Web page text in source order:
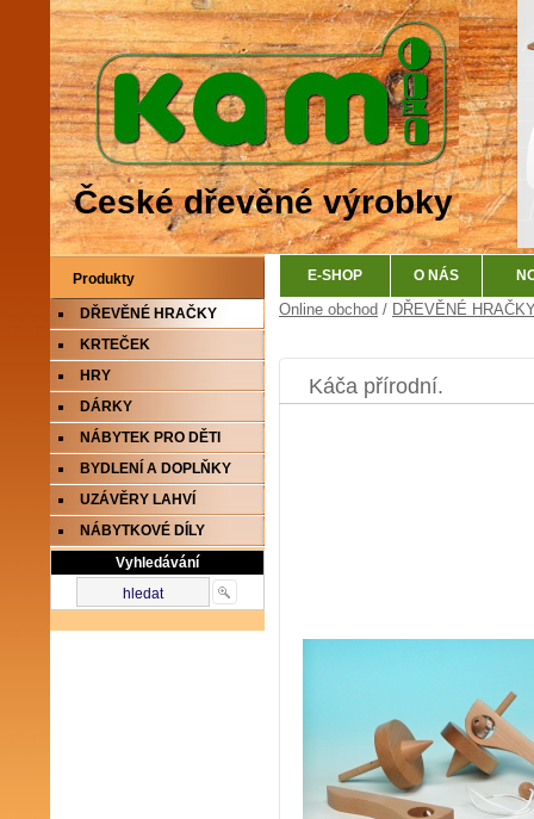
České dřevěné výrobky
Produkty
DŘEVĚNÉ HRAČKY
KRTEČEK
HRY
DÁRKY
NÁBYTEK PRO DĚTI
BYDLENÍ A DOPLŇKY
UZÁVĚRY LAHVÍ
NÁBYTKOVÉ DÍLY
Vyhledávání
E-SHOP O NÁS
Online obchod / DŘEVĚNÉ
Káča přírodní.